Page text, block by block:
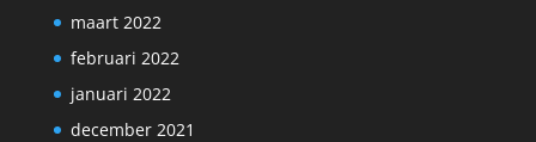
maart 2022
februari 2022
januari 2022
december 2021